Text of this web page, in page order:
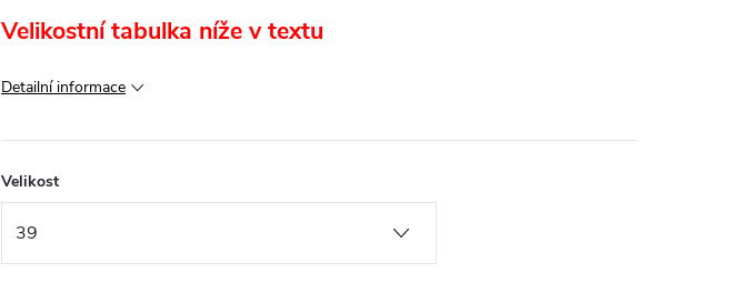
Velikostní tabulka níže v textu
Detailní informace
Velikost